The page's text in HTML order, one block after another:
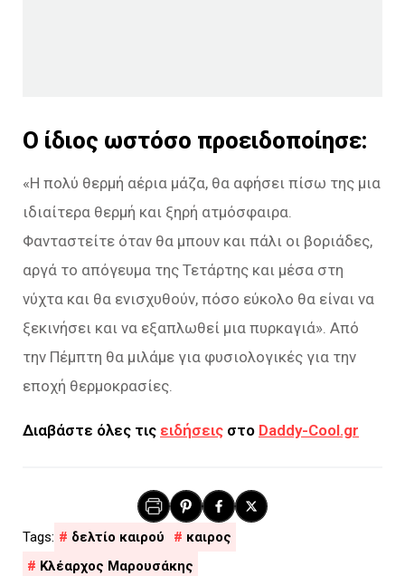
Ο ίδιος ωστόσο προειδοποίησε:
«Η πολύ θερμή αέρια μάζα, θα αφήσει πίσω της μια
ιδιαίτερα θερμή και ξηρή ατμόσφαιρα.
Φανταστείτε όταν θα μπουν και πάλι οι βοριάδες,
αργά το απόγευμα της Τετάρτης και μέσα στη
νύχτα και θα ενισχυθούν, πόσο εύκολο θα είναι να
ξεκινήσει και να εξαπλωθεί μια πυρκαγιά». Από
την Πέμπτη θα μιλάμε για φυσιολογικές για την
εποχή θερμοκρασίες.
Διαβάστε όλες τις ειδήσεις στο Daddy-Cool.gr
δελτίο καιρού
καιρος
Κλέαρχος Μαρουσάκης